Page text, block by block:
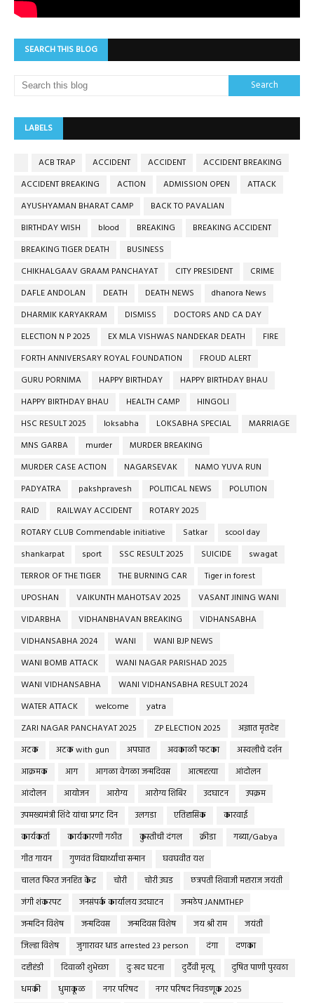
SEARCH THIS BLOG
LABELS
ACB TRAP ACCIDENT ACCIDENT
ACCIDENT BREAKING
ACCIDENT BREAKING
ACTION ADMISSION OPEN
ATTACK
AYUSHYAMAN BHARAT CAMP
BACK TO PAVALIAN
BIRTHDAY WISH
blood BREAKING
BREAKING ACCIDENT
BREAKING TIGER DEATH
BUSINESS
CHIKHALGAAV GRAAM PANCHAYAT
CITY PRESIDENT
CRIME
DAFLE ANDOLAN
DEATH DEATH NEWS
dhanora News
DHARMIK KARYAKRAM
DISMISS
DOCTORS AND CA DAY
ELECTION N P 2025
EX MLA VISHWAS NANDEKAR DEATH
FIRE
FORTH ANNIVERSARY ROYAL FOUNDATION
FROUD ALERT
GURU PORNIMA
HAPPY BIRTHDAY
HAPPY BIRTHDAY BHAU
HAPPY BIRTHDAY BHAU
HEALTH CAMP
HINGOLI
HSC RESULT 2025
loksabha LOKSABHA SPECIAL
MARRIAGE
MNS GARBA
murder
MURDER BREAKING
MURDER CASE ACTION
NAGARSEVAK
NAMO YUVA RUN
PADYATRA
pakshpravesh POLITICAL NEWS
POLUTION
RAID
RAILWAY ACCIDENT
ROTARY 2025
ROTARY CLUB Commendable initiative
Satkar
scool day
shankarpat
sport SSC RESULT 2025 SUICIDE
swagat
TERROR OF THE TIGER
THE BURNING CAR
Tiger in forest
UPOSHAN
VAIKUNTH MAHOTSAV 2025
VASANT JINING WANI
VIDARBHA
VIDHANBHAVAN BREAKING
VIDHANSABHA
VIDHANSABHA 2024
WANI
WANI BJP NEWS
WANI BOMB ATTACK
WANI NAGAR PARISHAD 2025
WANI VIDHANSABHA
WANI VIDHANSABHA RESULT 2024
WATER ATTACK
welcome
yatra
ZARI NAGAR PANCHAYAT 2025
ZP ELECTION 2025
अज्ञात मृतदेह
अटक
अटक with gun अपघात अवकाळी फटका
अस्वलीचे दर्शन
आक्रमक
आग आगळा वेगळा जन्मदिवस आत्महत्या
आंदोलन
आंदोलन
आयोजन आरोग्य आरोग्य शिबिर उदघाटन
उपक्रम
उपमख्यमंत्री शिंदे यांचा प्रगट दिन
उलगडा एतिहासिक
कारवाई
कार्यकर्ता
कार्यकारणी गठीत कुस्तीची दंगल क्रीडा
गब्या/Gabya
गीत गायन
गुणवंत विद्यार्थ्यांचा सन्मान
घवघवीत यश
चालत फिरत जनहित केंद्र
चोरी चोरी उघड
छत्रपती शिवाजी महाराज जयंती
जंगी शंकरपट
जनसंपर्क कार्यालय उदघाटन
जन्मठेप JANMTHEP
जन्मदिन विशेष
जन्मदिवस जन्मदिवस विशेष जय श्री राम
जयंती
जिल्हा विशेष
जुगारावर धाड arrested 23 person दंगा
दणका
दहीहंडी
दिवाळी शुभेच्छा दुःखद घटना दुर्दैवी मृत्यू
दुषित पाणी पुरवठा
धमकी
धुमाकूळ नगर परिषद
नगर परिषद निवडणूक 2025